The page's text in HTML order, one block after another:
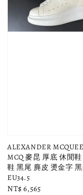
ALEXANDER
MCQ 麥昆 厚底 休閒鞋
鞋 黑尾 麂皮 燙金字
EU34.5
Regular
NT$ 6,565